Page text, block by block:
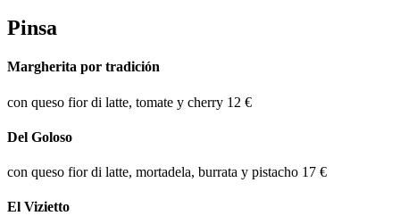
Pinsa
Margherita por tradición
con queso fior di latte, tomate y cherry 12 €
Del Goloso
con queso fior di latte, mortadela, burrata y pistacho 17 €
El Vizietto